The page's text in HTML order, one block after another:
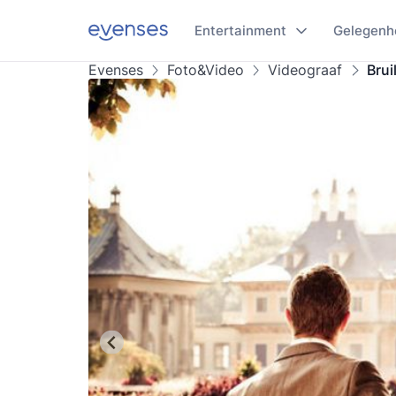
Entertainment
Evenses Foto&Video Videograaf